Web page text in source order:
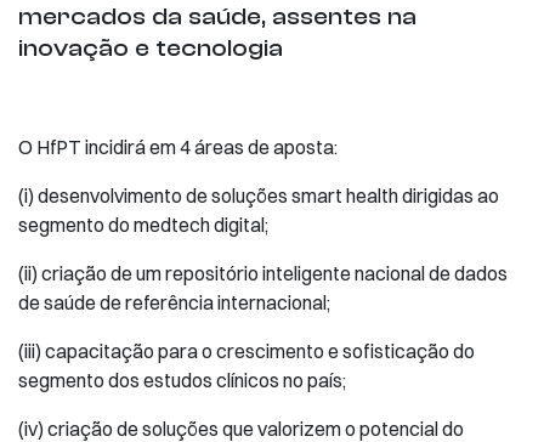
mercados da saúde, assentes na
inovação e tecnologia
O HfPT incidirá em 4 áreas de aposta:
(i) desenvolvimento de soluções smart health dirigidas ao
segmento do medtech digital;
(ii) criação de um repositório inteligente nacional de dados
de saúde de referência internacional;
(iii) capacitação para o crescimento e sofisticação do
segmento dos estudos clínicos no país;
(iv) criação de soluções que valorizem o potencial do